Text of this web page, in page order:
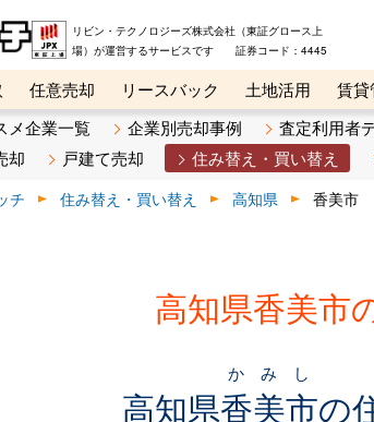
リビン・テクノロジーズ株式会社（東証グロース上
場）が運営するサービスです 証券コード：4445
任意売却 リースバック 土地活用 賃貸
産カンパニー オンライン講座 リビンマガ
メ企業一覧 企業別売却事例 査定利用者
却 戸建て売却 住み替え・買い替え
チ 住み替え・買い替え 高知県 香美市
高知県香美市
高知県香美市
かみし
の